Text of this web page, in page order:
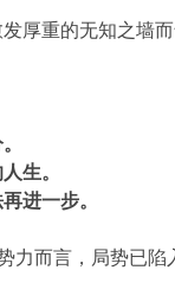
厚重的无知之墙
生。
进一步。
力而言，局势已